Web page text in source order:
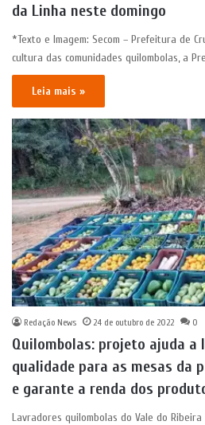
da Linha neste domingo
*Texto e Imagem: Secom – Prefeitura de
cultura das comunidades quilombolas, a
Leia mais »
Redação News 24 de outubro de 2022 0
Quilombolas: projeto ajuda a
qualidade para as mesas da
e garante a renda dos
Lavradores quilombolas do Vale do